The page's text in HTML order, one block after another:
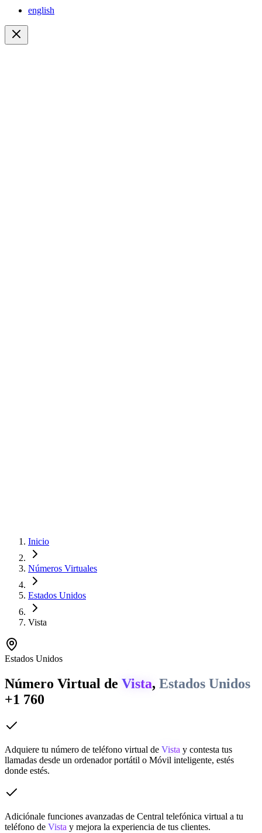
english
Inicio
Números Virtuales
Estados Unidos
Vista
Estados Unidos
Número Virtual de Vista, Estados Unidos
+1 760
Adquiere tu número de teléfono virtual de Vista y contesta tus
llamadas desde un ordenador portátil o Móvil inteligente, estés
donde estés.
Adiciónale funciones avanzadas de Central telefónica virtual a tu
teléfono de Vista y mejora la experiencia de tus clientes.